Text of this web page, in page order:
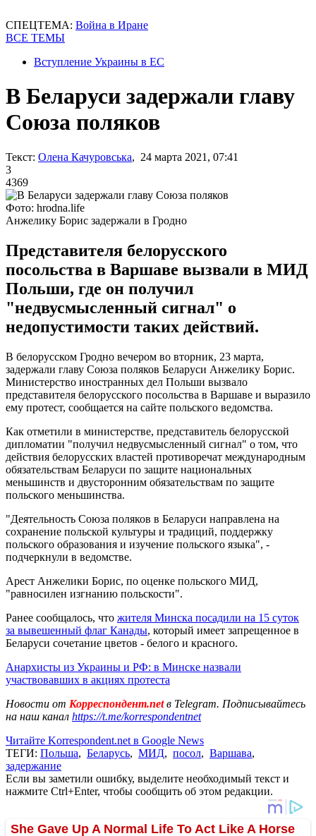
СПЕЦТЕМА: Война в Иране
ВСЕ ТЕМЫ
Вступление Украины в ЕС
В Беларуси задержали главу
Союза поляков
Текст: Олена Качуровська, 24 марта 2021, 07:41
3
4369
Фото: hrodna.life
Анжелику Борис задержали в Гродно
Представителя белорусского
посольства в Варшаве вызвали в МИД
Польши, где он получил
"недвусмысленный сигнал" о
недопустимости таких действий.
В белорусском Гродно вечером во вторник, 23 марта,
задержали главу Союза поляков Беларуси Анжелику Борис.
Министерство иностранных дел Польши вызвало
представителя белорусского посольства в Варшаве и выразило
ему протест, сообщается на сайте польского ведомства.
Как отметили в министерстве, представитель белорусской
дипломатии "получил недвусмысленный сигнал" о том, что
действия белорусских властей противоречат международным
обязательствам Беларуси по защите национальных
меньшинств и двусторонним обязательствам по защите
польского меньшинства.
"Деятельность Союза поляков в Беларуси направлена ​​на
сохранение польской культуры и традиций, поддержку
польского образования и изучение польского языка", -
подчеркнули в ведомстве.
Арест Анжелики Борис, по оценке польского МИД,
"равносилен изгнанию польскости".
Ранее сообщалось, что жителя Минска посадили на 15 суток
за вывешенный флаг Канады, который имеет запрещенное в
Беларуси сочетание цветов - белого и красного.
Анархисты из Украины и РФ: в Минске назвали
участвовавших в акциях протеста
Новости от Корреспондент.netв Telegram. Подписывайтесь
на наш канал https://t.me/korrespondentnet
Читайте Korrespondent.net в Google News
ТЕГИ: Польша, Беларусь, МИД, посол, Варшава,
задержание
Если вы заметили ошибку, выделите необходимый текст и
нажмите Ctrl+Enter, чтобы сообщить об этом редакции.